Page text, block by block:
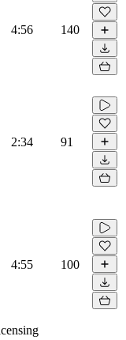
4:56 140
2:34 91
4:55 100